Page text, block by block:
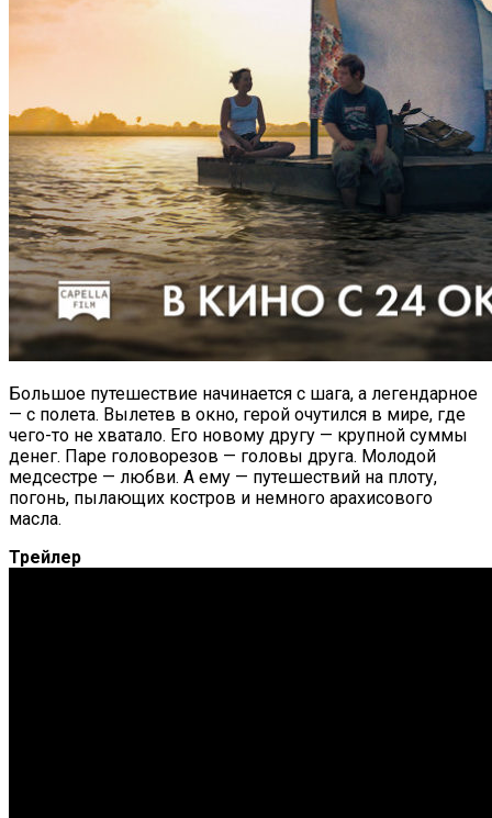
Большое путешествие начинается с шага, а легендарное
— с полета. Вылетев в окно, герой очутился в мире, где
чего-то не хватало. Его новому другу — крупной суммы
денег. Паре головорезов — головы друга. Молодой
медсестре — любви. А ему — путешествий на плоту,
погонь, пылающих костров и немного арахисового
масла.
Трейлер